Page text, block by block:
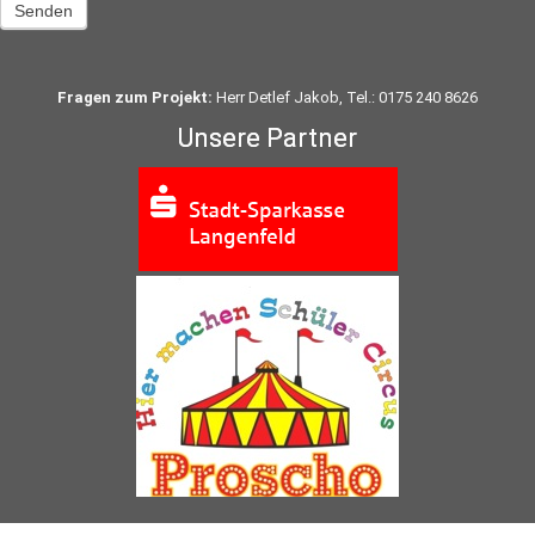
Senden
Fragen zum Projekt: Herr Detlef Jakob, Tel.: 0175 240 8626
Unsere Partner